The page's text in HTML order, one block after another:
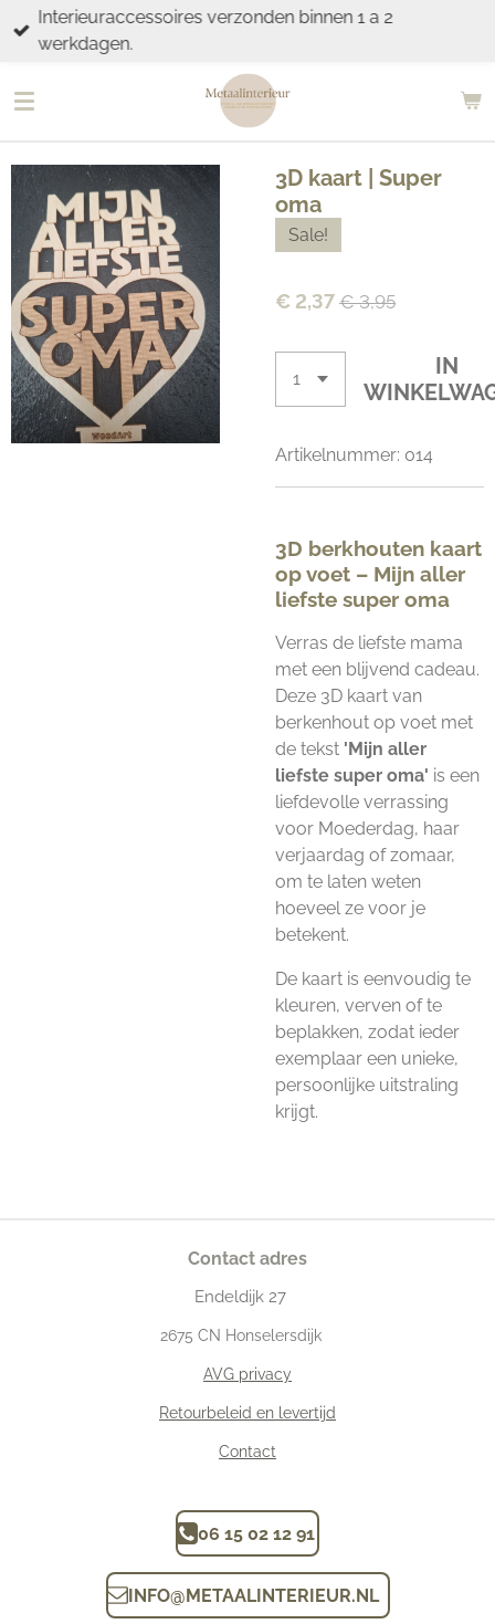
Ga
direct
de
Interieuraccessoires verzonden binnen 1 a 2
werkdagen.
3D kaart | Super
oma
Sale!
€ 2,37 € 3,95
IN
Artikelnummer: 014
3D berkhouten kaart
op voet – Mijn aller
liefste super oma
Verras de liefste mama
met een blijvend cadeau.
Deze 3D kaart van
berkenhout op voet met
de tekst 'Mijn aller
liefste super oma' is een
liefdevolle verrassing
voor Moederdag, haar
verjaardag of zomaar,
om te laten weten
hoeveel ze voor je
betekent.
De kaart is eenvoudig te
kleuren, verven of te
beplakken, zodat ieder
exemplaar een unieke,
persoonlijke uitstraling
krijgt.
Contact adres
Endeldijk 27
2675 CN Honselersdijk
AVG privacy
Retourbeleid en levertijd
Contact
06 15 02 12 91
INFO@METAALINTERIEUR.NL